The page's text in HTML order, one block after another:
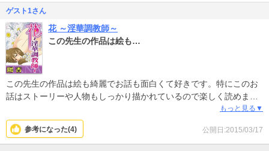
ゲスト1さん
花 ～淫華調教師～
この先生の作品は絵も…
この先生の作品は絵も綺麗でお話も面白くて好きです。特にこのお
話はストーリーや人物もしっかり描かれているので楽しく読めま
す。1話目のお話は少し切なさも残る感じだったのですが、他のお話
はハッピーエンド的なお話が多いので、安心して楽しめます。
もっと見る▼
公開日:2015/03/17
参考になった(4)